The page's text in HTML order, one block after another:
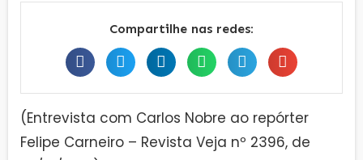
Compartilhe nas redes:
(Entrevista com Carlos Nobre ao repórter
Felipe Carneiro – Revista Veja nº 2396, de